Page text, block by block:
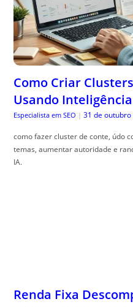
Como Criar
Usando
Especialista em SEO | 31 de
como fazer cluster de conte, údo
temas, aumentar autoridade e
IA.
Renda Fixa